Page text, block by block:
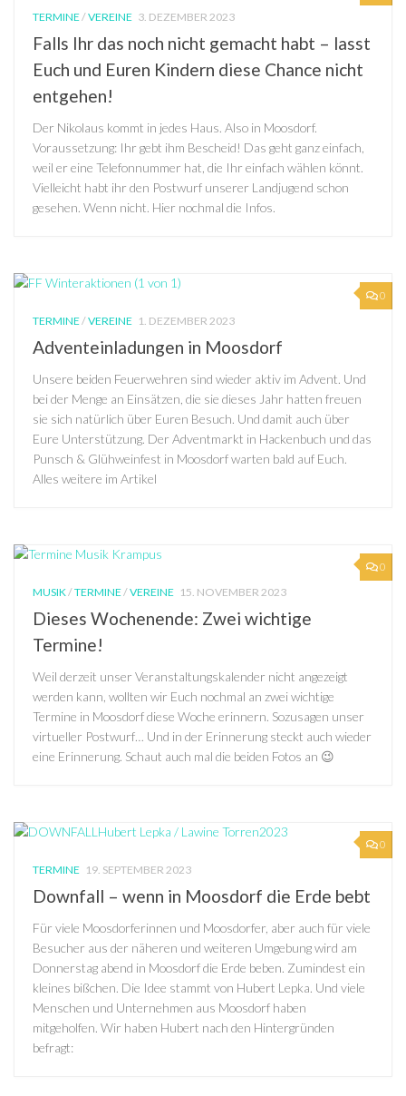
TERMINE/VEREINE 3. DEZEMBER 2023
Falls Ihr das noch nicht gemacht habt – lasst
Euch und Euren Kindern diese Chance nicht
entgehen!
Der Nikolaus kommt in jedes Haus. Also in Moosdorf.
Voraussetzung: Ihr gebt ihm Bescheid! Das geht ganz einfach,
weil er eine Telefonnummer hat, die Ihr einfach wählen könnt.
Vielleicht habt ihr den Postwurf unserer Landjugend schon
gesehen. Wenn nicht. Hier nochmal die Infos.
0
TERMINE/VEREINE 1. DEZEMBER 2023
Adventeinladungen in Moosdorf
Unsere beiden Feuerwehren sind wieder aktiv im Advent. Und
bei der Menge an Einsätzen, die sie dieses Jahr hatten freuen
sie sich natürlich über Euren Besuch. Und damit auch über
Eure Unterstützung. Der Adventmarkt in Hackenbuch und das
Punsch & Glühweinfest in Moosdorf warten bald auf Euch.
Alles weitere im Artikel
0
MUSIK/TERMINE/VEREINE 15. NOVEMBER 2023
Dieses Wochenende: Zwei wichtige
Termine!
Weil derzeit unser Veranstaltungskalender nicht angezeigt
werden kann, wollten wir Euch nochmal an zwei wichtige
Termine in Moosdorf diese Woche erinnern. Sozusagen unser
virtueller Postwurf… Und in der Erinnerung steckt auch wieder
eine Erinnerung. Schaut auch mal die beiden Fotos an 😉
0
TERMINE 19. SEPTEMBER 2023
Downfall – wenn in Moosdorf die Erde bebt
Für viele Moosdorferinnen und Moosdorfer, aber auch für viele
Besucher aus der näheren und weiteren Umgebung wird am
Donnerstag abend in Moosdorf die Erde beben. Zumindest ein
kleines bißchen. Die Idee stammt von Hubert Lepka. Und viele
Menschen und Unternehmen aus Moosdorf haben
mitgeholfen. Wir haben Hubert nach den Hintergründen
befragt: